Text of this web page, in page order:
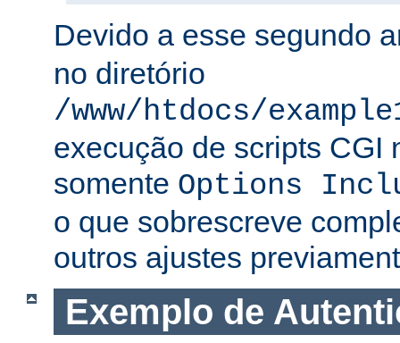
Devido a esse segundo
no diretório
/www/htdocs/
execução de scripts CGI
somente Options
o que sobrescreve
outros ajustes
Exemplo de